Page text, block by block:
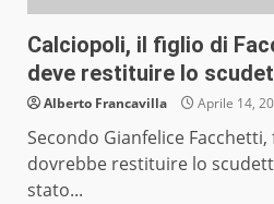
Calciopoli, il figlio di
deve restituire lo
Alberto Francavilla Aprile 14,
Secondo Gianfelice
dovrebbe restituire lo
stato...